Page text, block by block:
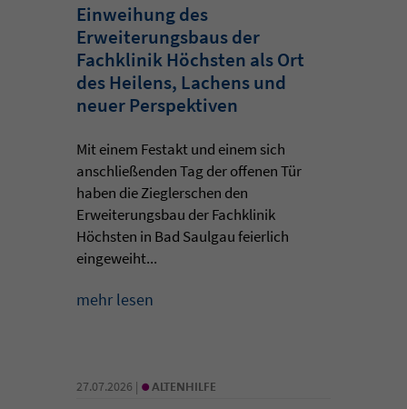
Einweihung des
Erweiterungsbaus der
Fachklinik Höchsten als Ort
des Heilens, Lachens und
neuer Perspektiven
Mit einem Festakt und einem sich
anschließenden Tag der offenen Tür
haben die Zieglerschen den
Erweiterungsbau der Fachklinik
Höchsten in Bad Saulgau feierlich
eingeweiht...
mehr lesen
27.07.2026 | • ALTENHILFE